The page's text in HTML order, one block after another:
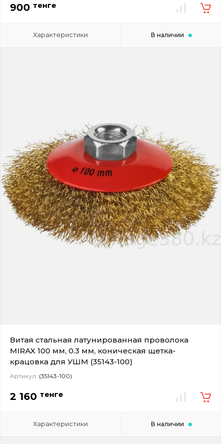
900 тенге
Характеристики В наличии
Витая стальная латунированная проволока
MIRAX 100 мм, 0.3 мм, коническая щетка-
крацовка для УШМ (35143-100)
Артикул: (35143-100)
2 160 тенге
Характеристики В наличии